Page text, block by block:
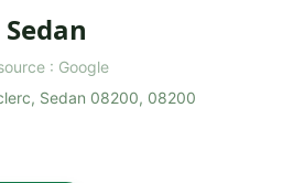
: Google
Sedan 08200, 08200